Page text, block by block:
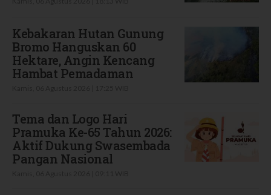
Kebakaran Hutan Gunung
Bromo Hanguskan 60
Hektare, Angin Kencang
Hambat Pemadaman
Tema dan Logo Hari
Pramuka Ke-65 Tahun 2026:
Aktif Dukung Swasembada
Pangan Nasional